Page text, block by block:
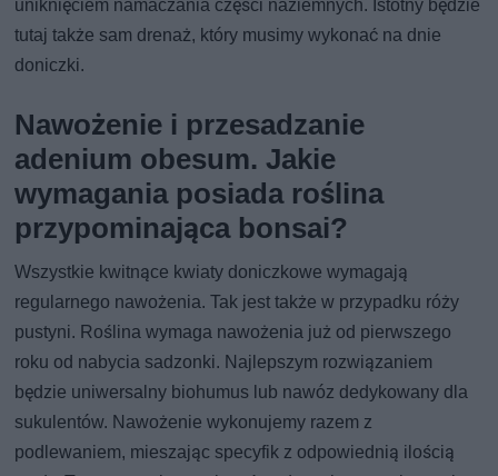
uniknięciem namaczania części naziemnych. Istotny będzie
tutaj także sam drenaż, który musimy wykonać na dnie
doniczki.
Nawożenie i przesadzanie
adenium obesum. Jakie
wymagania posiada roślina
przypominająca bonsai?
Wszystkie kwitnące kwiaty doniczkowe wymagają
regularnego nawożenia. Tak jest także w przypadku róży
pustyni. Roślina wymaga nawożenia już od pierwszego
roku od nabycia sadzonki. Najlepszym rozwiązaniem
będzie uniwersalny biohumus lub nawóz dedykowany dla
sukulentów. Nawożenie wykonujemy razem z
podlewaniem, mieszając specyfik z odpowiednią ilością